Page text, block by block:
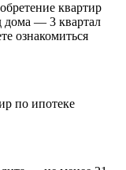
квартир
— 3 квартал
ознакомиться
по ипотеке